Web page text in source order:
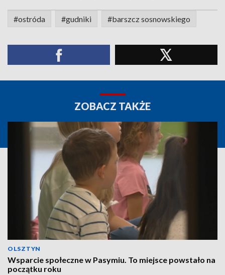
#ostróda #gudniki #barszcz sosnowskiego
ZOBACZ TAKŻE
OLSZTYN
Wsparcie społeczne w Pasymiu. To miejsce powstało na
początku roku